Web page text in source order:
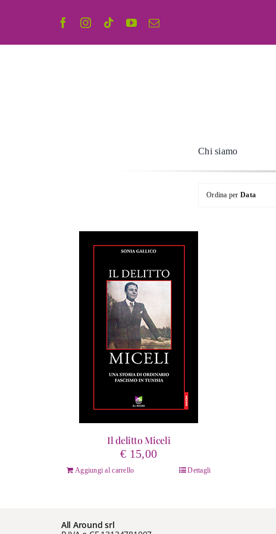
Chi siamo
Ordina per Data
Il delitto Miceli
€ 15,00
Aggiungi al carrello Dettagli
All Around srl